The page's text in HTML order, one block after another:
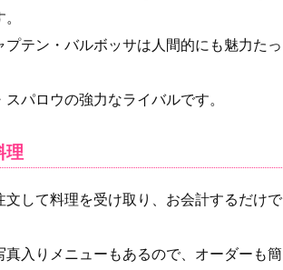
テン・バルボッサは人間的にも魅力たっ
パロウの強力なライバルです。
理
して料理を受け取り、お会計するだけで
入りメニューもあるので、オーダーも簡